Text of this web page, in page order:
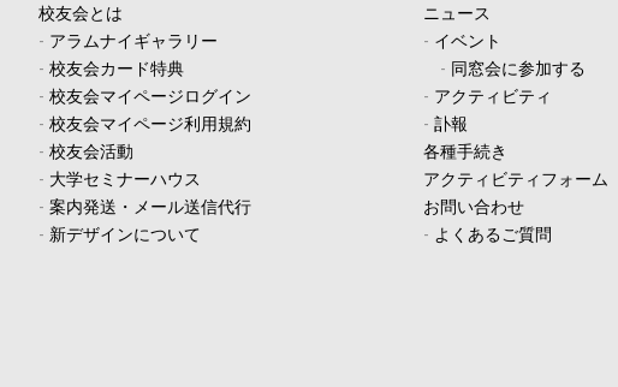
校友会とは
- アラムナイギャラリー
- 校友会カード特典
- 校友会マイページログイン
- 校友会マイページ利用規約
- 校友会活動
- 大学セミナーハウス
- 案内発送・メール送信代行
- 新デザインについて
ニュース
- イベント
- 同窓会に参加する
- アクティビティ
- 訃報
各種手続き
アクティビティフォーム
お問い合わせ
- よくあるご質問